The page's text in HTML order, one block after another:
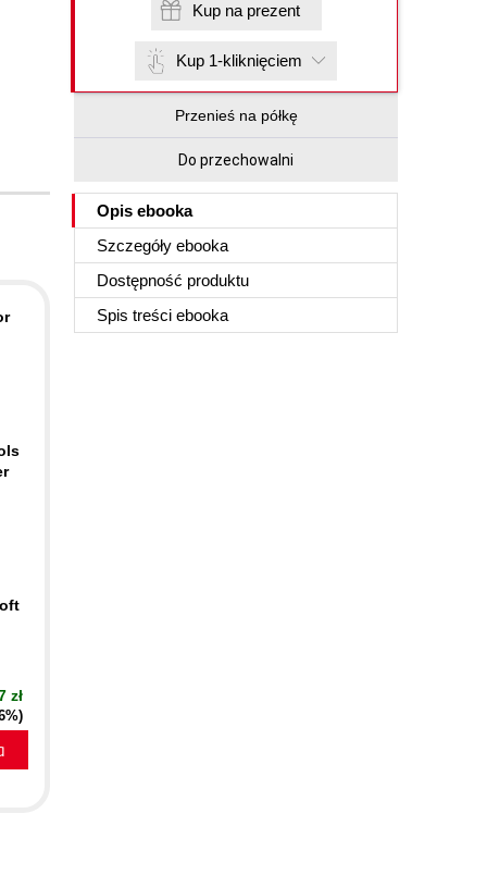
Kup na prezent
Kup 1-kliknięciem
Przenieś na półkę
Do przechowalni
Opis ebooka
Szczegóły ebooka
Dostępność produktu
Spis treści ebooka
zł